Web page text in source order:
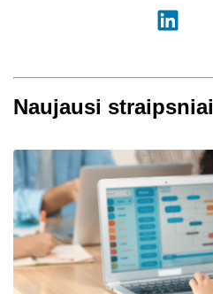
Naujausi straipsniai